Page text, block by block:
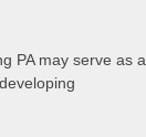
PA may serve as a